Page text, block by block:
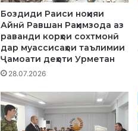
Т
а
к
ф
о
Боздиди Раиси ноҳияи
Айнӣ Равшан Раҳимзода аз
раванди корҳои сохтмонӣ
дар муассисаҳои таълимии
Ҷамоати деҳоти Урметан
28.07.2026